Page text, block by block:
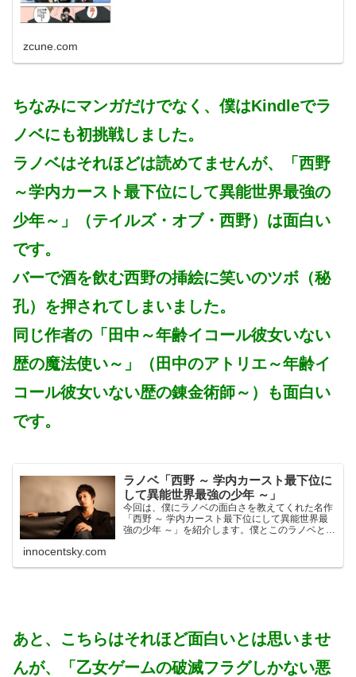
zcune.com
ちなみにマンガだけでなく、僕はKindleでラ
ノベにも初挑戦しました。
ラノベはそれほどは読めてませんが、「西野
～学内カースト最下位にして異能世界最強の
少年～」（テイルズ・オブ・西野）は面白い
です。
バーで酒を飲む西野の挿絵に笑いのツボ（秘
孔）を押されてしまいました。
同じ作者の「田中～年齢イコール彼女いない
歴の魔法使い～」（田中のアトリエ～年齢イ
コール彼女いない歴の錬金術師～）も面白い
です。
ラノベ「西野 ～ 学内カースト最下位に
して異能世界最強の少年 ～」
今回は、僕にラノベの面白さを教えてくれた名作
「西野 ～ 学内カースト最下位にして異能世界最
強の少年 ～」を紹介します。僕とこのラノベとの
innocentsky.com
あと、こちらはそれほど面白いとは思いませ
んが、「乙女ゲームの破滅フラグしかない悪